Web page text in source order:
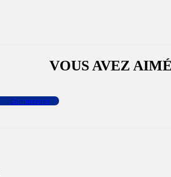
VOUS AVEZ
Commenter